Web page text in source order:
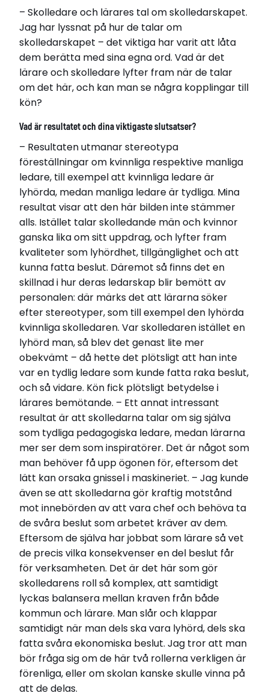
– Skolledare och lärares tal om skolledarskapet.
Jag har lyssnat på hur de talar om
skolledarskapet – det viktiga har varit att låta
dem berätta med sina egna ord. Vad är det
lärare och skolledare lyfter fram när de talar
om det här, och kan man se några kopplingar till
kön?
Vad är resultatet och dina viktigaste slutsatser?
– Resultaten utmanar stereotypa
föreställningar om kvinnliga respektive manliga
ledare, till exempel att kvinnliga ledare är
lyhörda, medan manliga ledare är tydliga. Mina
resultat visar att den här bilden inte stämmer
alls. Istället talar skolledande män och kvinnor
ganska lika om sitt uppdrag, och lyfter fram
kvaliteter som lyhördhet, tillgänglighet och att
kunna fatta beslut. Däremot så finns det en
skillnad i hur deras ledarskap blir bemött av
personalen: där märks det att lärarna söker
efter stereotyper, som till exempel den lyhörda
kvinnliga skolledaren. Var skolledaren istället en
lyhörd man, så blev det genast lite mer
obekvämt – då hette det plötsligt att han inte
var en tydlig ledare som kunde fatta raka beslut,
och så vidare. Kön fick plötsligt betydelse i
lärares bemötande. – Ett annat intressant
resultat är att skolledarna talar om sig själva
som tydliga pedagogiska ledare, medan lärarna
mer ser dem som inspiratörer. Det är något som
man behöver få upp ögonen för, eftersom det
lätt kan orsaka gnissel i maskineriet. – Jag kunde
även se att skolledarna gör kraftig motstånd
mot innebörden av att vara chef och behöva ta
de svåra beslut som arbetet kräver av dem.
Eftersom de själva har jobbat som lärare så vet
de precis vilka konsekvenser en del beslut får
för verksamheten. Det är det här som gör
skolledarens roll så komplex, att samtidigt
lyckas balansera mellan kraven från både
kommun och lärare. Man slår och klappar
samtidigt när man dels ska vara lyhörd, dels ska
fatta svåra ekonomiska beslut. Jag tror att man
bör fråga sig om de här två rollerna verkligen är
förenliga, eller om skolan kanske skulle vinna på
att de delas.